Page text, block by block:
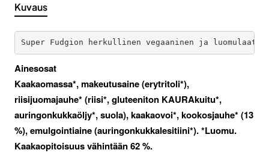
Kuvaus
Super Fudgion herkullinen vegaaninen ja
Ainesosat
Kaakaomassa*, makeutusaine (erytritoli*),
riisijuomajauhe* (riisi*, gluteeniton KAURAkuitu*,
auringonkukkaöljy*, suola), kaakaovoi*, kookosjauhe* (13
%), emulgointiaine (auringonkukkalesitiini*). *Luomu.
Kaakaopitoisuus vähintään 62 %.